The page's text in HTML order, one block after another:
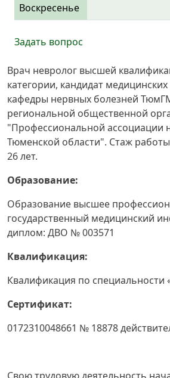
Воскресенье
Задать вопрос
Врач невролог высшей
категории, кандидат
кафедры нервных болезней
региональной общественной
"Профессиональной ассоциации
Тюменской области". Стаж
26 лет.
Образование:
Образование высшее
государственный медицинский
диплом: ДВО № 003571
Квалификация:
Квалификация по специальности
Сертификат:
0172310048661 № 18878